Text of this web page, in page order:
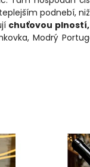
podnebí,
chuťovou
Modrý